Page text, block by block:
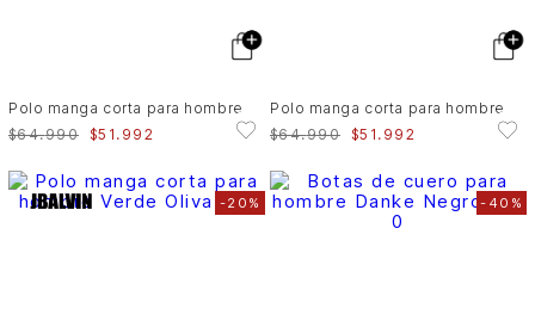
Polo manga corta para hombre
$64.990 $51 . 992
Polo manga corta para hombre
$64.990 $51 . 992
-20% - 40%